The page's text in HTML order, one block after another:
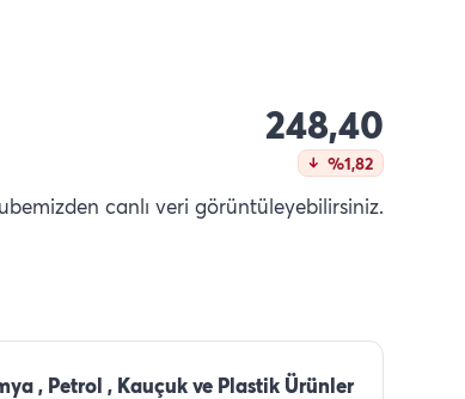
248,40
%1,82
canlı veri görüntüleyebilirsiniz.
, Petrol , Kauçuk ve Plastik Ürünler